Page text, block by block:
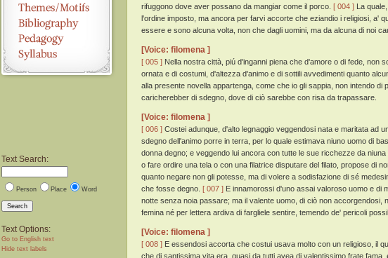
Text Search:
Person Place Word
Search
Text Options:
Go to English text
Hide text labels
rifuggono dove aver possano da mangiar come il porco. [ 004 ] La
l'ordine imposto, ma ancora per farvi accorte che eziandio i religiosi, a'
essere e sono alcuna volta, non che dagli uomini, ma da alcuna di noi
[Voice: filomena ]
[ 005 ] Nella nostra città, piú d'inganni piena che d'amore o di fede, non
ornata e di costumi, d'altezza d'animo e di sottili avvedimenti quanto
alla presente novella appartenga, come che io gli sappia, non intendo
caricherebber di sdegno, dove di ciò sarebbe con risa da trapassare.
[Voice: filomena ]
[ 006 ] Costei adunque, d'alto legnaggio veggendosi nata e maritata ad
sdegno dell'animo porre in terra, per lo quale estimava niuno uomo di
donna degno; e veggendo lui ancora con tutte le sue ricchezze da
o fare ordire una tela o con una filatrice disputare del filato, propose di
quanto negare non gli potesse, ma di volere a sodisfazione di sé
che fosse degno. [ 007 ] E innamorossi d'uno assai valoroso uomo e di
notte senza noia passare; ma il valente uomo, di ciò non
femina né per lettera ardiva di fargliele sentire, temendo de' pericoli
[Voice: filomena ]
[ 008 ] E essendosi accorta che costui usava molto con un religioso, il
che di santissima vita era, quasi da tutti avea di valentissimo frate